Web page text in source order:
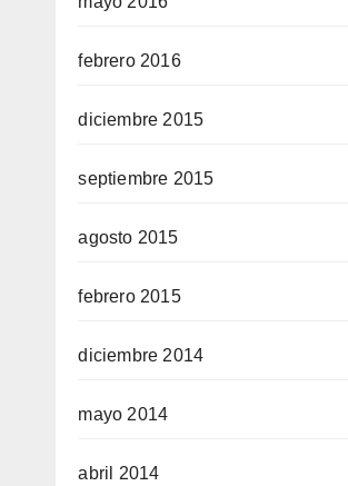
febrero 2016
diciembre 2015
septiembre 2015
agosto 2015
febrero 2015
diciembre 2014
mayo 2014
abril 2014